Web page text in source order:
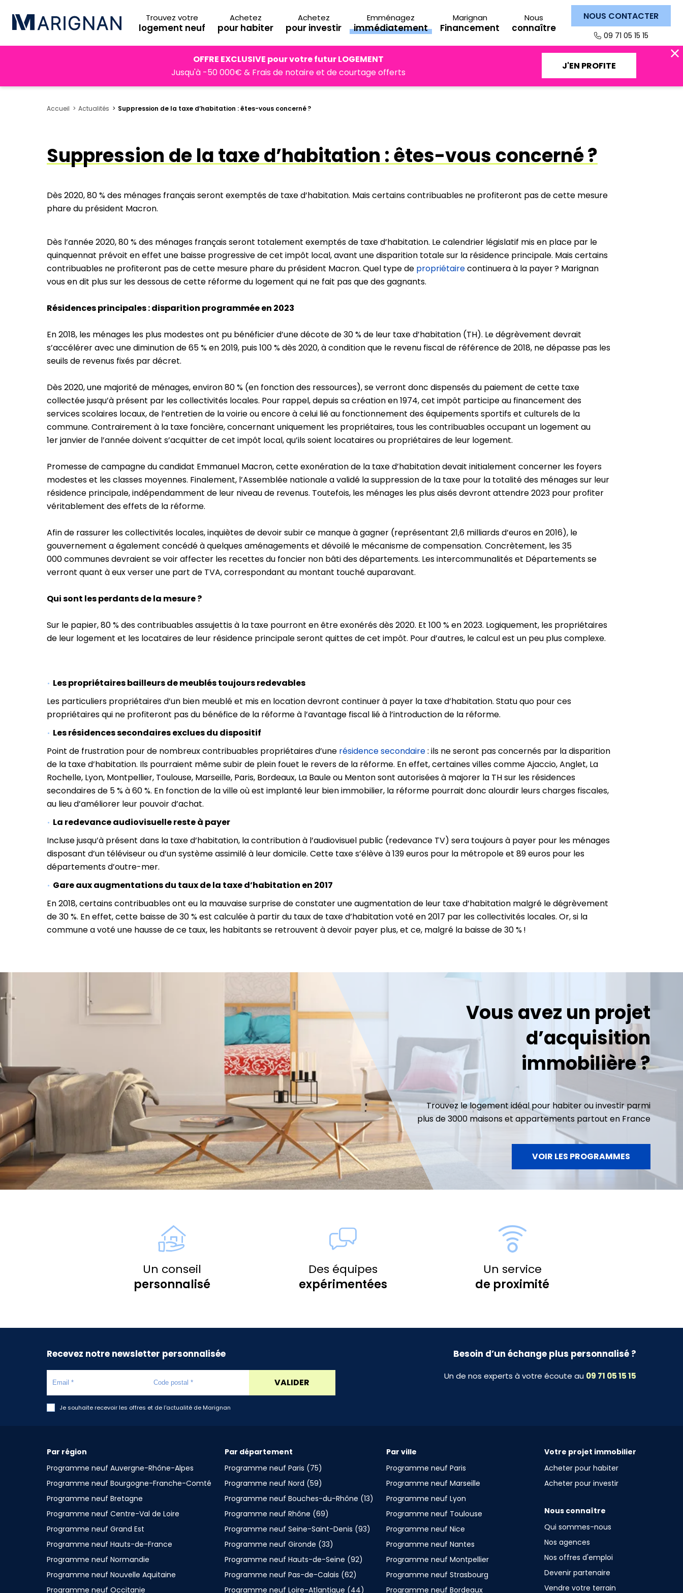
Trouvez votre
logement neuf
Achetez
pour habiter
Achetez
pour investir
Emménagez
immédiatement
Marignan
Financement
Nous
connaître
NOUS CONTACTER
09 71 05 15 15
OFFRE EXCLUSIVE pour votre futur LOGEMENT
Jusqu'à -50 000€ & Frais de notaire et de courtage offerts
J'EN PROFITE
Accueil Actualités Suppression de la taxe d’habitation : êtes-vous concerné ?
Suppression de la taxe d’habitation : êtes-vous concerné ?
Dès 2020, 80 % des ménages français seront exemptés de taxe d’habitation. Mais certains contribuables ne profiteront pas de cette mesure
phare du président Macron.
Dès l’année 2020, 80 % des ménages français seront totalement exemptés de taxe d’habitation. Le calendrier législatif mis en place par le
quinquennat prévoit en effet une baisse progressive de cet impôt local, avant une disparition totale sur la résidence principale. Mais certains
contribuables ne profiteront pas de cette mesure phare du président Macron. Quel type de propriétairecontinuera à la payer ? Marignan
vous en dit plus sur les dessous de cette réforme du logement qui ne fait pas que des gagnants.
Résidences principales : disparition programmée en 2023
En 2018, les ménages les plus modestes ont pu bénéficier d’une décote de 30 % de leur taxe d’habitation (TH). Le dégrèvement devrait
s’accélérer avec une diminution de 65 % en 2019, puis 100 % dès 2020, à condition que le revenu fiscal de référence de 2018, ne dépasse pas les
seuils de revenus fixés par décret.
Dès 2020, une majorité de ménages, environ 80 % (en fonction des ressources), se verront donc dispensés du paiement de cette taxe
collectée jusqu’à présent par les collectivités locales. Pour rappel, depuis sa création en 1974, cet impôt participe au financement des
services scolaires locaux, de l’entretien de la voirie ou encore à celui lié au fonctionnement des équipements sportifs et culturels de la
commune. Contrairement à la taxe foncière, concernant uniquement les propriétaires, tous les contribuables occupant un logement au
1er janvier de l’année doivent s’acquitter de cet impôt local, qu’ils soient locataires ou propriétaires de leur logement.
Promesse de campagne du candidat Emmanuel Macron, cette exonération de la taxe d’habitation devait initialement concerner les foyers
modestes et les classes moyennes. Finalement, l’Assemblée nationale a validé la suppression de la taxe pour la totalité des ménages sur leur
résidence principale, indépendamment de leur niveau de revenus. Toutefois, les ménages les plus aisés devront attendre 2023 pour profiter
véritablement des effets de la réforme.
Afin de rassurer les collectivités locales, inquiètes de devoir subir ce manque à gagner (représentant 21,6 milliards d’euros en 2016), le
gouvernement a également concédé à quelques aménagements et dévoilé le mécanisme de compensation. Concrètement, les 35
000 communes devraient se voir affecter les recettes du foncier non bâti des départements. Les intercommunalités et Départements se
verront quant à eux verser une part de TVA, correspondant au montant touché auparavant.
Qui sont les perdants de la mesure ?
Sur le papier, 80 % des contribuables assujettis à la taxe pourront en être exonérés dès 2020. Et 100 % en 2023. Logiquement, les propriétaires
de leur logement et les locataires de leur résidence principale seront quittes de cet impôt. Pour d’autres, le calcul est un peu plus complexe.
Les propriétaires bailleurs de meublés toujours redevables
Les particuliers propriétaires d’un bien meublé et mis en location devront continuer à payer la taxe d’habitation. Statu quo pour ces
propriétaires qui ne profiteront pas du bénéfice de la réforme à l’avantage fiscal lié à l’introduction de la réforme.
Les résidences secondaires exclues du dispositif
Point de frustration pour de nombreux contribuables propriétaires d’une résidence secondaire: ils ne seront pas concernés par la disparition
de la taxe d’habitation. Ils pourraient même subir de plein fouet le revers de la réforme. En effet, certaines villes comme Ajaccio, Anglet, La
Rochelle, Lyon, Montpellier, Toulouse, Marseille, Paris, Bordeaux, La Baule ou Menton sont autorisées à majorer la TH sur les résidences
secondaires de 5 % à 60 %. En fonction de la ville où est implanté leur bien immobilier, la réforme pourrait donc alourdir leurs charges fiscales,
au lieu d’améliorer leur pouvoir d’achat.
La redevance audiovisuelle reste à payer
Incluse jusqu’à présent dans la taxe d’habitation, la contribution à l’audiovisuel public (redevance TV) sera toujours à payer pour les ménages
disposant d’un téléviseur ou d’un système assimilé à leur domicile. Cette taxe s’élève à 139 euros pour la métropole et 89 euros pour les
départements d’outre-mer.
Gare aux augmentations du taux de la taxe d’habitation en 2017
En 2018, certains contribuables ont eu la mauvaise surprise de constater une augmentation de leur taxe d’habitation malgré le dégrèvement
de 30 %. En effet, cette baisse de 30 % est calculée à partir du taux de taxe d’habitation voté en 2017 par les collectivités locales. Or, si la
commune a voté une hausse de ce taux, les habitants se retrouvent à devoir payer plus, et ce, malgré la baisse de 30 % !
Vous avez un projet
d’acquisition
immobilière ?
Trouvez le logement idéal pour habiter ou investir parmi
plus de 3000 maisons et appartements partout en France
VOIR LES PROGRAMMES
Un conseil
personnalisé
Des équipes
expérimentées
Un service
de proximité
Recevez notre newsletter personnalisée
VALIDER
Je souhaite recevoir les offres et de l'actualité de Marignan
Besoin d’un échange plus personnalisé ?
Un de nos experts à votre écoute au 09 71 05 15 15
Par région
Programme neuf Auvergne-Rhône-Alpes
Programme neuf Bourgogne-Franche-Comté
Programme neuf Bretagne
Programme neuf Centre-Val de Loire
Programme neuf Grand Est
Programme neuf Hauts-de-France
Programme neuf Normandie
Programme neuf Nouvelle Aquitaine
Programme neuf Occitanie
Par département
Programme neuf Paris (75)
Programme neuf Nord (59)
Programme neuf Bouches-du-Rhône (13)
Programme neuf Rhône (69)
Programme neuf Seine-Saint-Denis (93)
Programme neuf Gironde (33)
Programme neuf Hauts-de-Seine (92)
Programme neuf Pas-de-Calais (62)
Programme neuf Loire-Atlantique (44)
Par ville
Programme neuf Paris
Programme neuf Marseille
Programme neuf Lyon
Programme neuf Toulouse
Programme neuf Nice
Programme neuf Nantes
Programme neuf Montpellier
Programme neuf Strasbourg
Programme neuf Bordeaux
Votre projet immobilier
Acheter pour habiter
Acheter pour investir
Nous connaître
Qui sommes-nous
Nos agences
Nos offres d'emploi
Devenir partenaire
Vendre votre terrain